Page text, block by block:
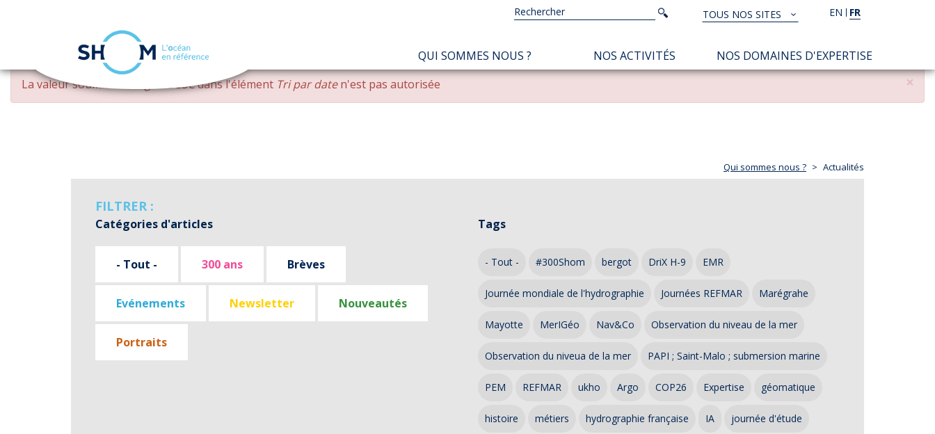
Aller
contenu
EN FR
TOUS
NOS
SITES
TOUS NOS SITES
Rechercher
Rechercher
NAVIGATION
PRINCIPALE
QUI SOMMES NOUS ? NOS ACTIVITÉS NOS DOMAINES D'EXPERTISE
×
MESSAGE
D'ERREUR
La valeur soumise changed DESCdans l'élément Tri par daten'est pas autorisée
Qui sommes nous ? Actualités
FILTRER :
Catégories d'articles
- Tout - 300 ans Brèves
Evénements Newsletter Nouveautés
Portraits
Tags
- Tout - #300Shom bergot DriX H-9 EMR
Journée mondiale de l'hydrographie Journées REFMAR Marégrahe
Mayotte MerIGéo Nav&Co Observation du niveau de la mer
Observation du niveua de la mer PAPI ; Saint-Malo ; submersion marine
PEM REFMAR ukho Argo COP26 Expertise géomatique
histoire métiers hydrographie française IA journée d'étude